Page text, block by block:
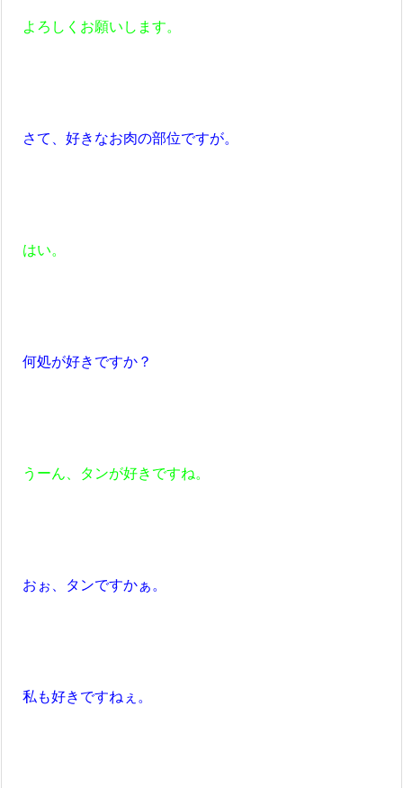
よろしくお願いします。
さて、好きなお肉の部位ですが。
はい。
何処が好きですか？
うーん、タンが好きですね。
おぉ、タンですかぁ。
私も好きですねぇ。